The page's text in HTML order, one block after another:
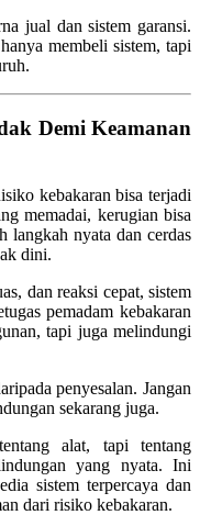
jual dan sistem garansi.
membeli sistem, tapi
Demi Keamanan
kebakaran bisa terjadi
memadai, kerugian bisa
langkah nyata dan cerdas
dini.
dan reaksi cepat, sistem
pemadam kebakaran
tapi juga melindungi
penyesalan. Jangan
sekarang juga.
alat, tapi tentang
yang nyata. Ini
sistem terpercaya dan
dari risiko kebakaran.